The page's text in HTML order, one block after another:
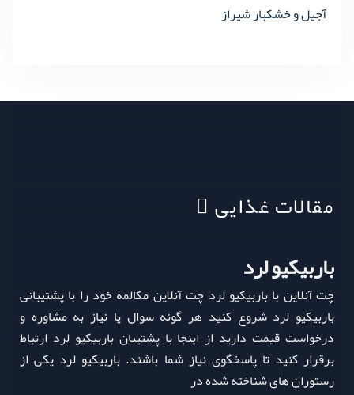
آجیل و خشکبار شیراز
مقالات غذایی
باربیکیو لرد
چت آنلاین با باربیکیو لرد چت آنلاین مکالمه خود را با پشتیبانی
باربیکیو لرد شروع کنید هر گونه سوال یا نیاز به مشاوره و
درخواست قیمت دارید از اینجا با پشتیبان باربیکیو لرد ارتباط
برقرار کنید تا پاسخگوی نیاز شما باشند. باربیکیو لرد یکی از
رستوران‌ های شناخته‌ شده در